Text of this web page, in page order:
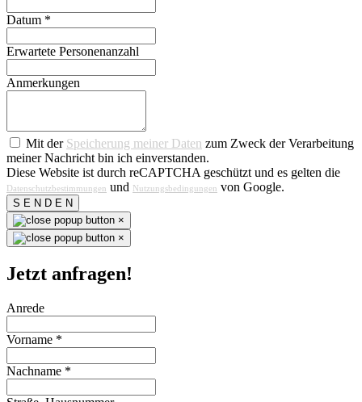
Datum *
Erwartete Personenanzahl
Anmerkungen
Mit der Speicherung meiner Daten zum Zweck der Verarbeitung
meiner Nachricht bin ich einverstanden.
Diese Website ist durch reCAPTCHA geschützt und es gelten die
Datenschutzbestimmungen und Nutzungsbedingungen von Google.
S E N D E N
×
×
Jetzt anfragen!
Anrede
Vorname *
Nachname *